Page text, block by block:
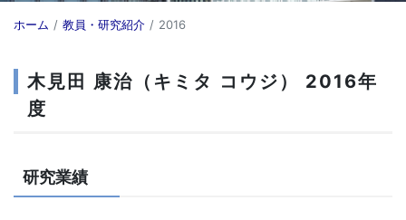
ホーム 教員・研究紹介 2016
木見田 康治（キミタ コウジ） 2016年
度
研究業績